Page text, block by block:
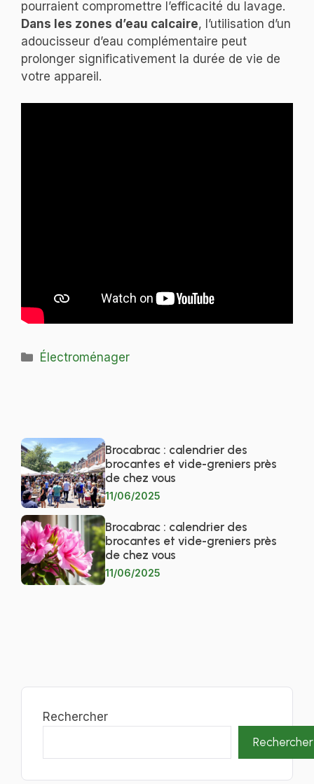
pourraient compromettre l’efficacité du lavage.
Dans les zones d’eau calcaire, l’utilisation d’un
adoucisseur d’eau complémentaire peut
prolonger significativement la durée de vie de
votre appareil.
Catégories
Électroménager
Brocabrac : calendrier des
brocantes et vide-greniers près
de chez vous
11/06/2025
Brocabrac : calendrier des
brocantes et vide-greniers près
de chez vous
11/06/2025
Rechercher
Rechercher